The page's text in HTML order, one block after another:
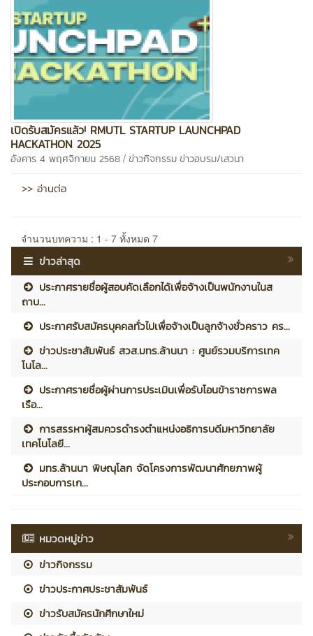
เปิดรับสมัครแล้ว! RMUTL STARTUP LAUNCHPAD
HACKATHON 2025
อังคาร 4 พฤศจิกายน 2568 / ข่าวกิจกรรมข่าวอบรม/เสวนา
>> อ่านต่อ
จำนวนบทความ : 1 - 7 ทั้งหมด 7
ข่าวล่าสุด
ประกาศรายชื่อผู้สอบคัดเลือกได้เพื่อจ้างเป็นพนักงานในส
ถาบ...
ประกาศรับสมัครบุคคลทั่วไปเพื่อจ้างเป็นลูกจ้างชั่วคราว คร...
ข่าวประชาสัมพันธ์ สวส.มทร.ล้านนา : ศูนย์รวมบริการเทค
โนโล...
ประกาศรายชื่อผู้ผ่านการประเมินเพื่อรับโอนข้าราชการพล
เรือ...
การสรรหาผู้สมควรดำรงตำแหน่งอธิการบดีมหาวิทยาลัย
เทคโนโลยี...
มทร.ล้านนา พิษณุโลก จัดโครงการพัฒนาศักยภาพผู้
ประกอบการเก...
หมวดหมู่ข่าว
ข่าวกิจกรรม
ข่าวประกาศประชาสัมพันธ์
ข่าวรับสมัครนักศึกษาใหม่